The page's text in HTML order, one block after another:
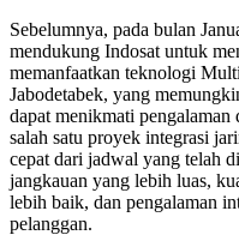
Sebelumnya, pada bulan
mendukung Indosat untuk
memanfaatkan teknologi
Jabodetabek, yang
dapat menikmati
salah satu proyek integrasi
cepat dari jadwal yang telah
jangkauan yang lebih luas,
lebih baik, dan pengalaman
pelanggan.